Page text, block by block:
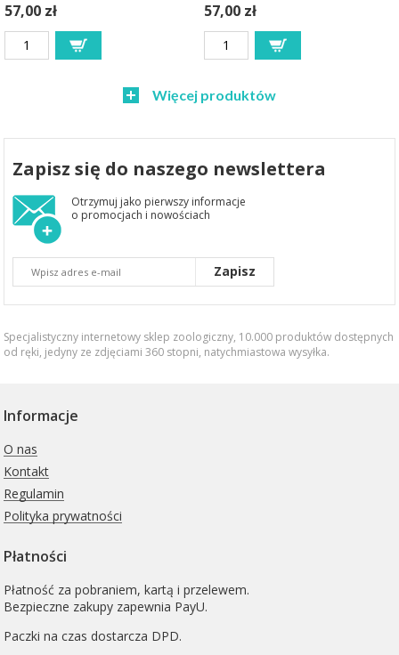
57,00 zł 57,00 zł
Więcej produktów
Zapisz się do naszego newslettera
Otrzymuj jako pierwszy informacje
o promocjach i nowościach
Zapisz
Specjalistyczny internetowy sklep zoologiczny, 10.000 produktów dostępnych
od ręki, jedyny ze zdjęciami 360 stopni, natychmiastowa wysyłka.
Informacje
O nas
Kontakt
Regulamin
Polityka prywatności
Płatności
Płatność za pobraniem, kartą i przelewem.
Bezpieczne zakupy zapewnia PayU.
Paczki na czas dostarcza DPD.